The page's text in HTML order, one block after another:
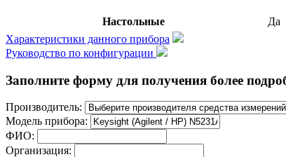
Настольные
Да
Характеристики данного прибора
Руководство по конфигурации
Заполните форму для получения более
Производитель:
Модель прибора:
ФИО:
Организация: